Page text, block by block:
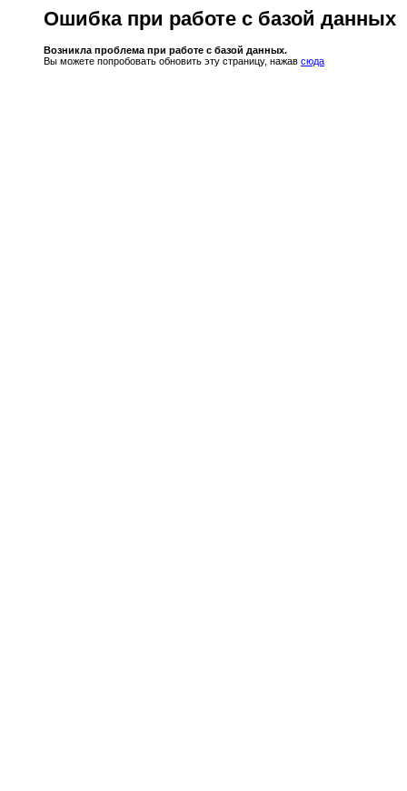
Ошибка при работе с базой данных
Возникла проблема при работе с базой данных.
Вы можете попробовать обновить эту страницу, нажав сюда